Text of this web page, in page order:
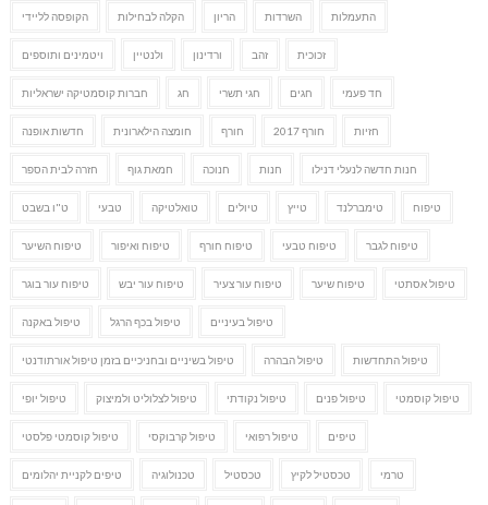
הקופסה לליידי הקלה לבחילות הריון השרדות התעמלות
ויטמינים ותוספים ולנטיין ורדינון זהב זכוכית
חברות קוסמטיקה ישראליות חג חגי תשרי חגים חד פעמי
חדשות אופנה חומצה הילארונית חורף חורף 2017 חזיות
חזרה לבית הספר חמאת גוף חנוכה חנות חנות חדשה לנעלי דנילו
ט"ו בשבט טבעי טואלטיקה טיולים טייץ טימברלנד טיפוח
טיפוח השיער טיפוח ואיפור טיפוח חורף טיפוח טבעי טיפוח לגבר
טיפוח עור בוגר טיפוח עור יבש טיפוח עור צעיר טיפוח שיער טיפול אסתטי
טיפול באקנה טיפול בכף הרגל טיפול בעיניים
טיפול בשיניים ובחניכיים בזמן טיפול אורתודנטי טיפול הבהרה טיפול התחדשות
טיפול יופי טיפול לצלוליט ולמיצוק טיפול נקודתי טיפול פנים טיפול קוסמטי
טיפול קוסמטי פלסטי טיפול קרבוקסי טיפול רפואי טיפים
טיפים לקניית יהלומים טכנולוגיה טכסטיל טכסטיל לקיץ טרמי